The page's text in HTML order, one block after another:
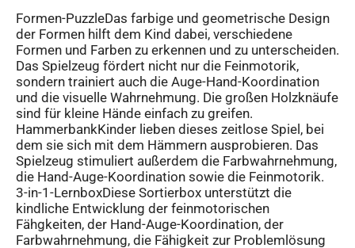
Formen-PuzzleDas farbige und geometrische Design
der Formen hilft dem Kind dabei, verschiedene
Formen und Farben zu erkennen und zu unterscheiden.
Das Spielzeug fördert nicht nur die Feinmotorik,
sondern trainiert auch die Auge-Hand-Koordination
und die visuelle Wahrnehmung. Die großen Holzknäufe
sind für kleine Hände einfach zu greifen.
HammerbankKinder lieben dieses zeitlose Spiel, bei
dem sie sich mit dem Hämmern ausprobieren. Das
Spielzeug stimuliert außerdem die Farbwahrnehmung,
die Hand-Auge-Koordination sowie die Feinmotorik.
3-in-1-LernboxDiese Sortierbox unterstützt die
kindliche Entwicklung der feinmotorischen
Fähgkeiten, der Hand-Auge-Koordination, der
Farbwahrnehmung, die Fähigkeit zur Problemlösung